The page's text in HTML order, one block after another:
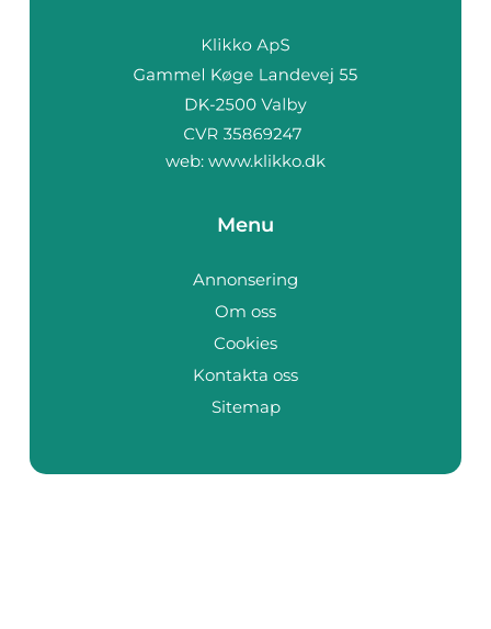
web: www.klikko.dk
Menu
Annonsering
Om oss
Cookies
Kontakta oss
Sitemap